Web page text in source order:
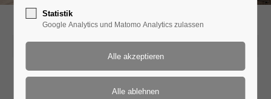
Statistik
Google Analytics und Matomo Analytics zulassen